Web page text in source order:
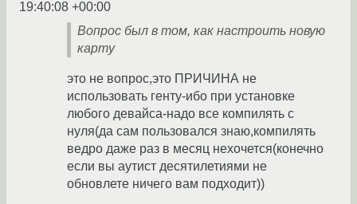
19:40:08 +00:00
Вопрос был в том, как настроить новую
карту
это не вопрос,это ПРИЧИНА не
использовать генту-ибо при установке
любого девайса-надо все компилять с
нуля(да сам пользовался знаю,компилять
ведро даже раз в месяц нехочется(конечно
если вы аутист десятилетиями не
обновлете ничего вам подходит))